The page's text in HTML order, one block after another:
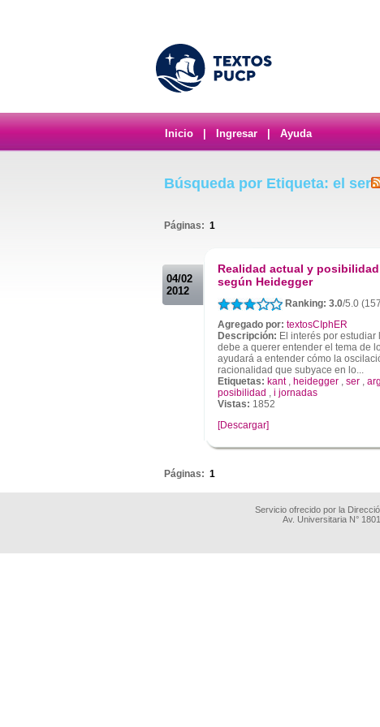
Inicio Ingresar Ayuda
Búsqueda por Etiqueta: el ser
Páginas: 1
04/02
2012
Realidad actual y
según Heidegger
Ranking: 3.0/5.0
Agregado por: textosCIphER
Descripción: El interés por
debe a querer entender el tema de
ayudará a entender cómo la
racionalidad que subyace en lo...
Etiquetas: kant, heidegger , ser ,
posibilidad , i jornadas
Vistas: 1852
[Descargar]
Páginas: 1
Servicio ofrecido por la
Av. Universitaria N°